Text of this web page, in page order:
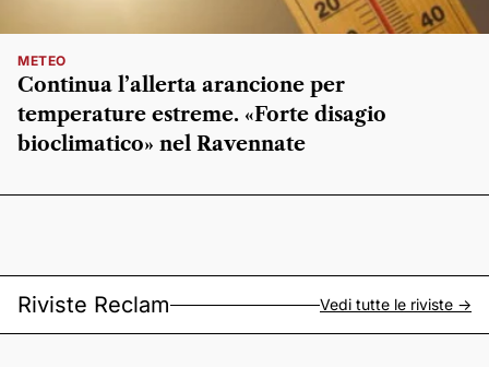
METEO
Continua l’allerta arancione per
temperature estreme. «Forte disagio
bioclimatico» nel Ravennate
Riviste Reclam Vedi tutte le riviste ->